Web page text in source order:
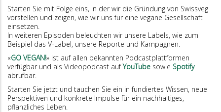
Starten Sie mit Folge eins, in der wir die Gründung von Swissveg
vorstellen und zeigen, wie wir uns für eine vegane Gesellschaft
einsetzen.
In weiteren Episoden beleuchten wir unsere Labels, wie zum
Beispiel das V-Label, unsere Reporte und Kampagnen.
«GO VEGAN!» ist auf allen bekannten Podcastplattformen
verfügbar und als Videopodcast aufYouTube sowie Spotify
abrufbar.
Starten Sie jetzt und tauchen Sie ein in fundiertes Wissen, neue
Perspektiven und konkrete Impulse für ein nachhaltiges,
pflanzliches Leben.